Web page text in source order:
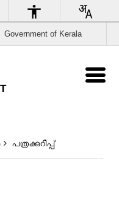
Government of Kerala
പത്രക്കുറിപ്പ്